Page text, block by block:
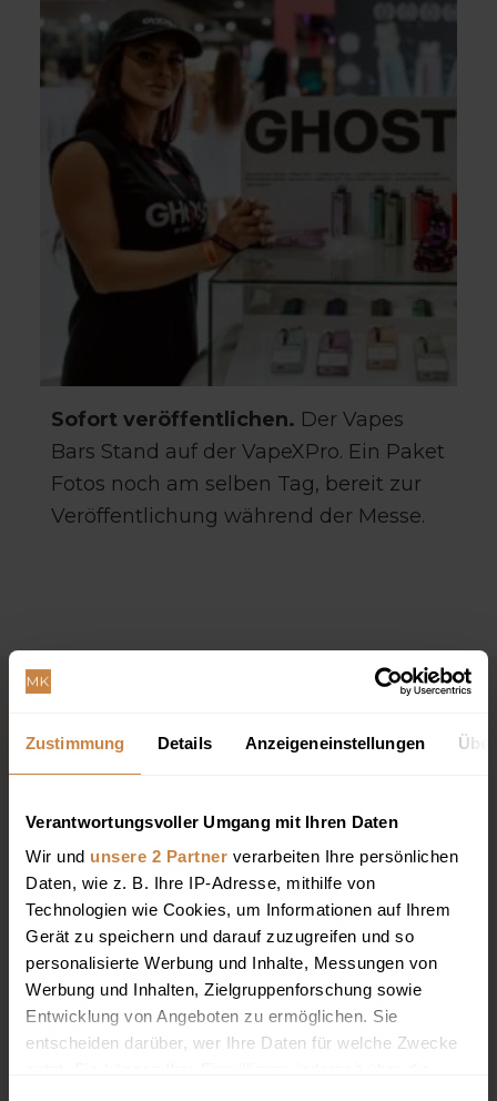
Zustimmung Details Anzeigeneinstellungen
Verantwortungsvoller Umgang mit Ihren Daten
Wir und unsere 2 Partner verarbeiten Ihre persönlichen
Daten, wie z. B. Ihre IP-Adresse, mithilfe von
Technologien wie Cookies, um Informationen auf Ihrem
Gerät zu speichern und darauf zuzugreifen und so
personalisierte Werbung und Inhalte, Messungen von
Werbung und Inhalten, Zielgruppenforschung sowie
Entwicklung von Angeboten zu ermöglichen. Sie
entscheiden darüber, wer Ihre Daten für welche Zwecke
Sofort veröffentlichen. Der Vapes
Bars Stand auf der VapeXPro. Ein Paket
Fotos noch am selben Tag, bereit zur
Veröffentlichung während der Messe.